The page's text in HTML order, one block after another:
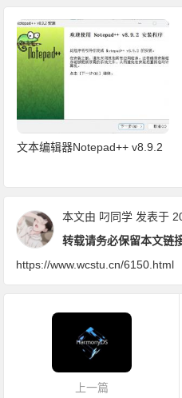
文本编辑器Notepad++ v8.9.2
本文由 叼同学 发表于
转载请务必保留本文链接
https://www.wcstu.cn/6150.html
上一篇